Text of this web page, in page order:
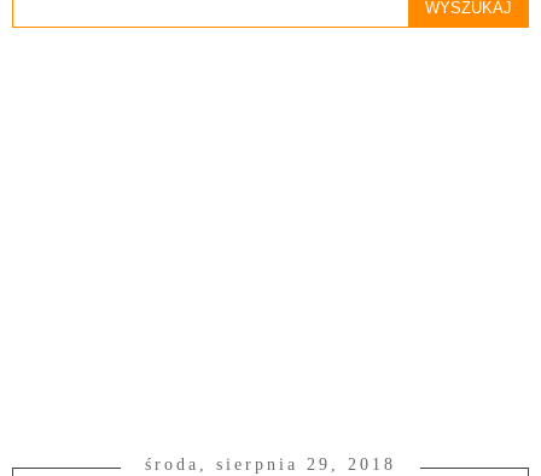
środa, sierpnia 29, 2018